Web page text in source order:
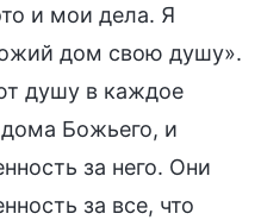
и мои дела. Я
дом свою душу».
душу в каждое
дома Божьего, и
за него. Они
за все, что